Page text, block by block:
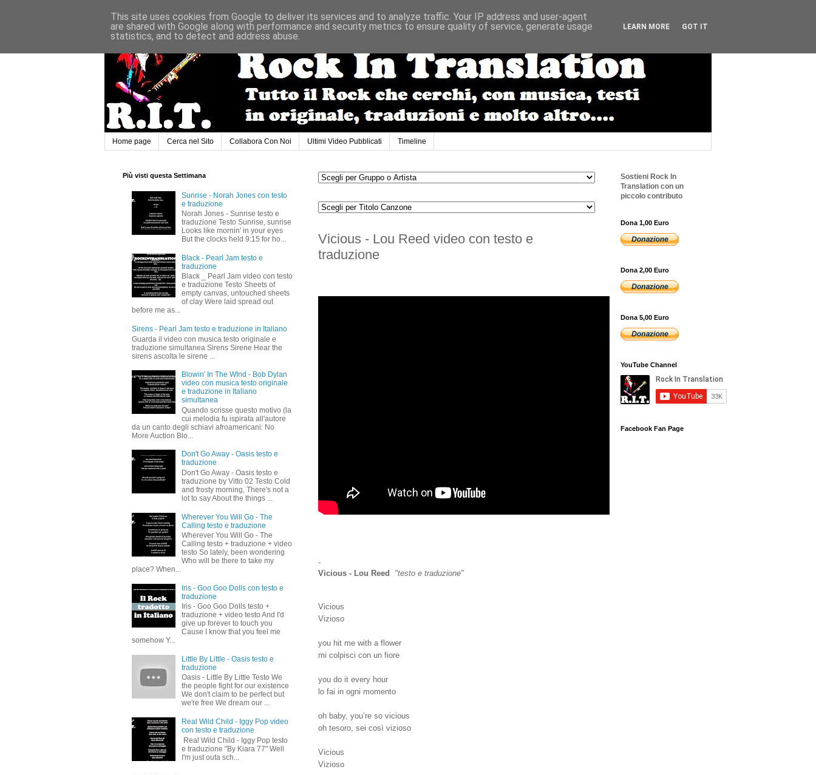
Home page Cerca nel Sito Collabora Con Noi Ultimi Video Pubblicati Timeline
Vicious - Lou Reed video con testo e
traduzione
-
Vicious - Lou Reed
"testo e traduzione"
Vicious
Vizioso
you hit me with a flower
mi colpisci con un fiore
you do it every hour
lo fai in ogni momento
oh baby, you’re so vicious
oh tesoro, sei così vizioso
Vicious
Vizioso
Più visti questa Settimana
Sunrise - Norah Jones con testo
e traduzione
Norah Jones - Sunrise testo e
traduzione Testo Sunrise, sunrise
Looks like mornin' in your eyes
But the clocks held 9:15 for ho...
Black - Pearl Jam testo e
traduzione
Black _ Pearl Jam video con testo
e traduzione Testo Sheets of
empty canvas, untouched sheets
of clay Were laid spread out
before me as...
Sirens - Pearl Jam testo e traduzione in Italiano
Guarda il video con musica testo originale e
traduzione simultanea Sirens Sirene Hear the
sirens ascolta le sirene ...
Blowin' In The WInd - Bob Dylan
video con musica testo originale
e traduzione in Italiano
simultanea
Quando scrisse questo motivo (la
cui melodia fu ispirata all'autore
da un canto degli schiavi afroamericani: No
More Auction Blo...
Don't Go Away - Oasis testo e
traduzione
Don't Go Away - Oasis testo e
traduzione by Vitto 02 Testo Cold
and frosty morning, There's not a
lot to say About the things ...
Wherever You Will Go - The
Calling testo e traduzione
Wherever You Will Go - The
Calling testo + traduzione + video
testo So lately, been wondering
Who will be there to take my
place? When...
Iris - Goo Goo Dolls con testo e
traduzione
Iris - Goo Goo Dolls testo +
traduzione + video testo And I'd
give up forever to touch you
Cause I know that you feel me
somehow Y...
Little By Little - Oasis testo e
traduzione
Oasis - Little By Little Testo We
the people fight for our existence
We don't claim to be perfect but
we're free We dream our ...
Real Wild Child - Iggy Pop video
con testo e traduzione
Real Wild Child - Iggy Pop testo
e traduzione "By Kiara 77" Well
I'm just outa sch...
Sostieni Rock In
Translation con un
piccolo contributo
Dona 1,00 Euro
Dona 2,00 Euro
Dona 5,00 Euro
YouTube Channel
Facebook Fan Page
This site uses cookies from Google to deliver its services and to analyze traffic. Your IP address and user-agent
are shared with Google along with performance and security metrics to ensure quality of service, generate usage
statistics, and to detect and address abuse.
LEARN MORE GOT IT